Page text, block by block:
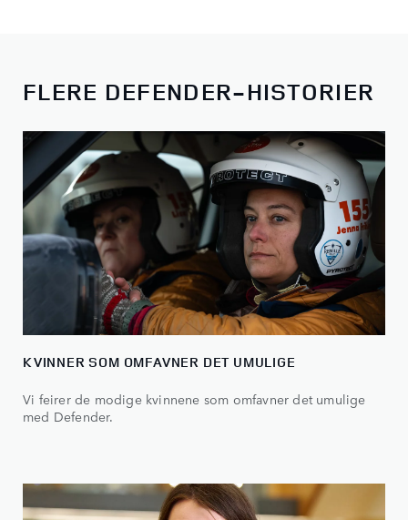
FLERE DEFENDER-HISTORIER
KVINNER SOM OMFAVNER DET UMULIGE
Vi feirer de modige kvinnene som omfavner det umulige
med Defender.